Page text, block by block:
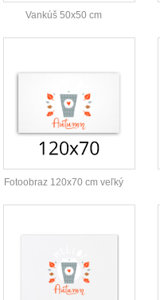
Vankúš 50x50 cm
Fotoobraz 120x70 cm veľký